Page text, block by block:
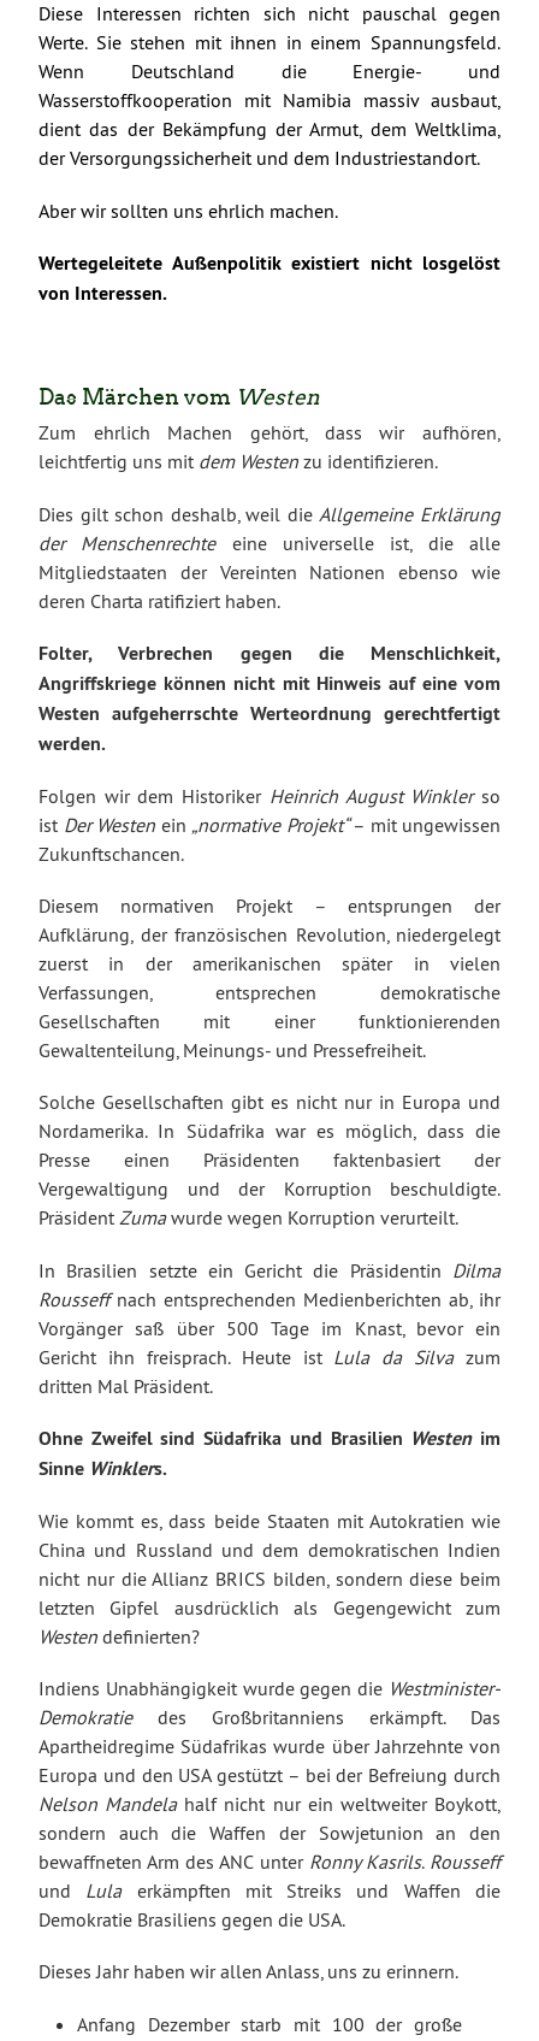
Diese Interessen richten sich nicht pauschal gegen
Werte. Sie stehen mit ihnen in einem Spannungsfeld.
Wenn Deutschland die Energie- und
Wasserstoffkooperation mit Namibia massiv ausbaut,
dient das der Bekämpfung der Armut, dem Weltklima,
der Versorgungssicherheit und dem Industriestandort.
Aber wir sollten uns ehrlich machen.
Wertegeleitete Außenpolitik existiert nicht losgelöst
von Interessen.
Das Märchen vom Westen
Zum ehrlich Machen gehört, dass wir aufhören,
leichtfertig uns mit dem Westen zu identifizieren.
Dies gilt schon deshalb, weil die Allgemeine Erklärung
der Menschenrechte eine universelle ist, die alle
Mitgliedstaaten der Vereinten Nationen ebenso wie
deren Charta ratifiziert haben.
Folter, Verbrechen gegen die Menschlichkeit,
Angriffskriege können nicht mit Hinweis auf eine vom
Westen aufgeherrschte Werteordnung gerechtfertigt
werden.
Folgen wir dem Historiker Heinrich August Winklerso
ist Der Westen ein „normative Projekt“– mit ungewissen
Zukunftschancen.
Diesem normativen Projekt – entsprungen der
Aufklärung, der französischen Revolution, niedergelegt
zuerst in der amerikanischen später in vielen
Verfassungen, entsprechen demokratische
Gesellschaften mit einer funktionierenden
Gewaltenteilung, Meinungs- und Pressefreiheit.
Solche Gesellschaften gibt es nicht nur in Europa und
Nordamerika. In Südafrika war es möglich, dass die
Presse einen Präsidenten faktenbasiert der
Vergewaltigung und der Korruption beschuldigte.
Präsident Zumawurde wegen Korruption verurteilt.
In Brasilien setzte ein Gericht die Präsidentin Dilma
Rousseffnach entsprechenden Medienberichten ab, ihr
Vorgänger saß über 500 Tage im Knast, bevor ein
Gericht ihn freisprach. Heute ist Lula da Silvazum
dritten Mal Präsident.
Ohne Zweifel sind Südafrika und Brasilien Westen im
Sinne Winklers.
Wie kommt es, dass beide Staaten mit Autokratien wie
China und Russland und dem demokratischen Indien
nicht nur die Allianz BRICS bilden, sondern diese beim
letzten Gipfel ausdrücklich als Gegengewicht zum
Westen definierten?
Indiens Unabhängigkeit wurde gegen die Westminister-
Demokratie des Großbritanniens erkämpft. Das
Apartheidregime Südafrikas wurde über Jahrzehnte von
Europa und den USA gestützt – bei der Befreiung durch
Nelson Mandela half nicht nur ein weltweiter Boykott,
sondern auch die Waffen der Sowjetunion an den
bewaffneten Arm des ANC unter Ronny Kasrils. Rousseff
und Lulaerkämpften mit Streiks und Waffen die
Demokratie Brasiliens gegen die USA.
Dieses Jahr haben wir allen Anlass, uns zu erinnern.
Anfang Dezember starb mit 100 der große